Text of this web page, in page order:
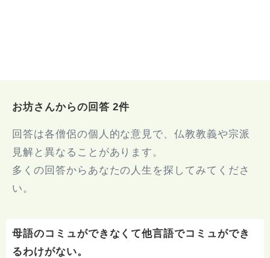
お坊さんからの回答 2件
回答は各僧侶の個人的な意見で、仏教教義や宗派
見解と異なることがあります。
多くの回答からあなたの人生を探してみてくださ
い。
母語のコミュができなくて他言語でコミュができ
るわけがない。